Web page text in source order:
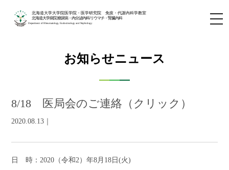
北海道大学大学院医学院・医学研究院 免疫・代謝内科学教室
北海道大学病院 糖尿病・内分泌内科/リウマチ・腎臓内科
Department of Rheumatology, Endocrinology and Nephrology
お知らせニュース
8/18 医局会のご連絡（クリック）
2020.08.13｜
日 時： 2020 （令和 2 ）年8 月 18 日(火)